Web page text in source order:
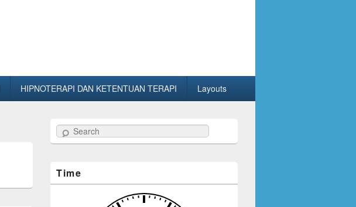
HIPNOTERAPI DAN KETENTUAN TERAPI Layouts
Search
Time